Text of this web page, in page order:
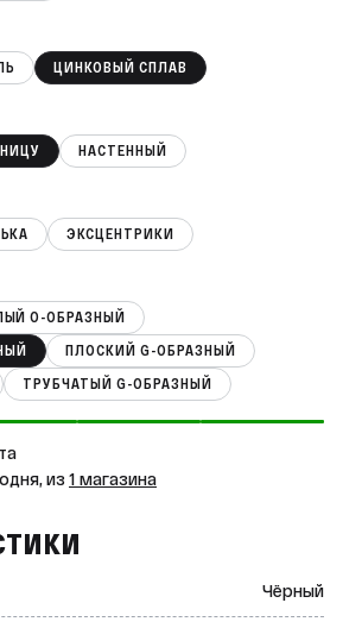
ЦИНКОВЫЙ СПЛАВ
НАСТЕННЫЙ
ЭКСЦЕНТРИКИ
О-ОБРАЗНЫЙ
ПЛОСКИЙ G-ОБРАЗНЫЙ
ТРУБЧАТЫЙ G-ОБРАЗНЫЙ
из 1 магазина
Чёрный